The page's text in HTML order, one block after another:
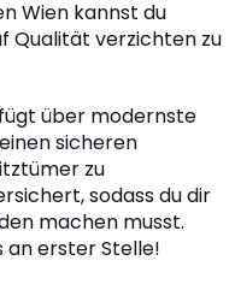
Wien kannst du
Qualität verzichten zu
über modernste
sicheren
zu
sodass du dir
machen musst.
an erster Stelle!